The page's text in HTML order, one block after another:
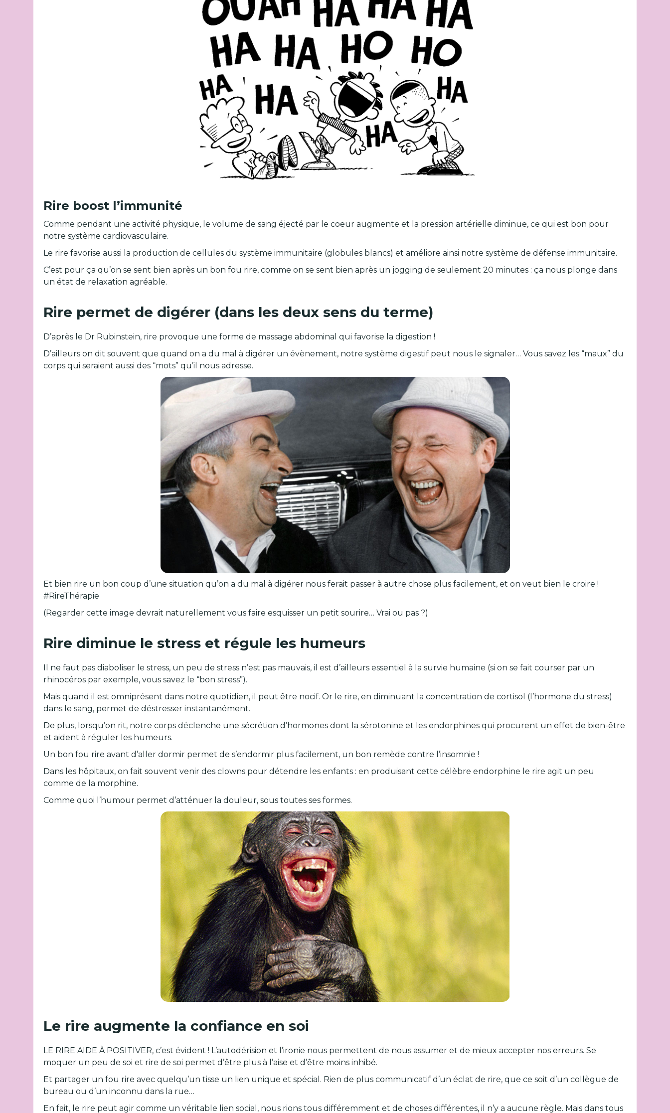
Rire boost l’immunité
Comme pendant une activité physique, le volume de sang éjecté par le coeur augmente et la pression artérielle diminue, ce qui est bon pour
notre système cardiovasculaire.
Le rire favorise aussi la production de cellules du système immunitaire (globules blancs) et améliore ainsi notre système de défense immunitaire.
C’est pour ça qu’on se sent bien après un bon fou rire, comme on se sent bien après un jogging de seulement 20 minutes : ça nous plonge dans
un état de relaxation agréable.
Rire permet de digérer (dans les deux sens du terme)
D’après le Dr Rubinstein, rire provoque une forme de massage abdominal qui favorise la digestion !
D’ailleurs on dit souvent que quand on a du mal à digérer un évènement, notre système digestif peut nous le signaler… Vous savez les “maux” du
corps qui seraient aussi des “mots” qu’il nous adresse.
Et bien rire un bon coup d’une situation qu’on a du mal à digérer nous ferait passer à autre chose plus facilement, et on veut bien le croire !
#RireThérapie
(Regarder cette image devrait naturellement vous faire esquisser un petit sourire… Vrai ou pas ?)
Rire diminue le stress et régule les humeurs
Il ne faut pas diaboliser le stress, un peu de stress n’est pas mauvais, il est d’ailleurs essentiel à la survie humaine (si on se fait courser par un
rhinocéros par exemple, vous savez le “bon stress”).
Mais quand il est omniprésent dans notre quotidien, il peut être nocif. Or le rire, en diminuant la concentration de cortisol (l’hormone du stress)
dans le sang, permet de déstresser instantanément.
De plus, lorsqu’on rit, notre corps déclenche une sécrétion d’hormones dont la sérotonine et les endorphines qui procurent un effet de bien-être
et aident à réguler les humeurs.
Un bon fou rire avant d’aller dormir permet de s’endormir plus facilement, un bon remède contre l’insomnie !
Dans les hôpitaux, on fait souvent venir des clowns pour détendre les enfants : en produisant cette célèbre endorphine le rire agit un peu
comme de la morphine.
Comme quoi l’humour permet d’atténuer la douleur, sous toutes ses formes.
Le rire augmente la confiance en soi
LE RIRE AIDE À POSITIVER, c’est évident ! L’autodérision et l’ironie nous permettent de nous assumer et de mieux accepter nos erreurs. Se
moquer un peu de soi et rire de soi permet d’être plus à l’aise et d’être moins inhibé.
Et partager un fou rire avec quelqu’un tisse un lien unique et spécial. Rien de plus communicatif d’un éclat de rire, que ce soit d’un collègue de
bureau ou d’un inconnu dans la rue…
En fait, le rire peut agir comme un véritable lien social, nous rions tous différemment et de choses différentes, il n’y a aucune règle. Mais dans tous